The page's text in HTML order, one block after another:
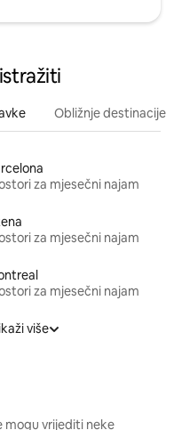
Obližnje destinacije
za mjesečni najam
za mjesečni najam
za mjesečni najam
više
mogu vrijediti neke